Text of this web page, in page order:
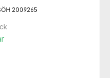
2009265